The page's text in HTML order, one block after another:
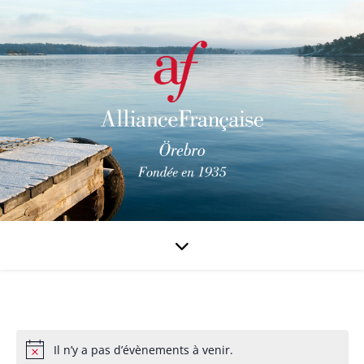
Il n’y a pas d’évènements à venir.